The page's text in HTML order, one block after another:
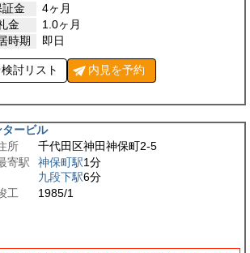
証金
4ヶ月
金
1.0ヶ月
時期
即日
検討リスト 内見を予約
ービル
所
千代田区神田神保町2-5
寄駅
神保町駅1分
九段下駅6分
工
1985/1